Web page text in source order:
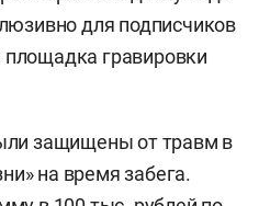
для подписчиков
гравировки
защищены от травм в
на время забега.